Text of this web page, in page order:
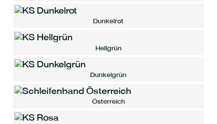
Dunkelrot
Hellgrün
Dunkelgrün
Österreich